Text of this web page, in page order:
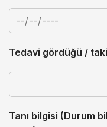
Tedavi gördüğü /
Tanı bilgisi (Durum